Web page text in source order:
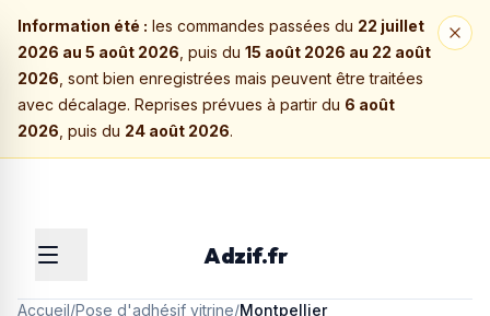
Information été : les commandes passées du 22 juillet
2026 au 5 août 2026 , puis du 15 août 2026 au 22 août
2026 , sont bien enregistrées mais peuvent être traitées
avec décalage. Reprises prévues à partir du 6 août
2026 , puis du 24 août 2026.
Adzif.fr
Accueil/Pose d'adhésif vitrine/Montpellier